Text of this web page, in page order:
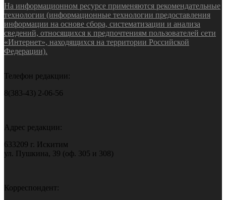
На информационном ресурсе применяются рекомендательные
технологии (информационные технологии предоставления
информации на основе сбора, систематизации и анализа
сведений, относящихся к предпочтениям пользователей сети
«Интернет», находящихся на территории Российской
Федерации).
Телефон редакции:
8(383-43) 2-06-56
Адрес редакции:
633209 г. Искитим
ул. Пушкина, 39 (оф. 305 и 308)
Корреспондент: